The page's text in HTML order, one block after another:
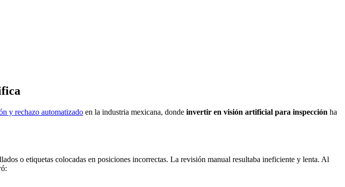
y rechazo automatizado en la industria mexicana, donde invertir en visión artificial para inspección ha
o etiquetas colocadas en posiciones incorrectas. La revisión manual resultaba ineficiente y lenta. Al